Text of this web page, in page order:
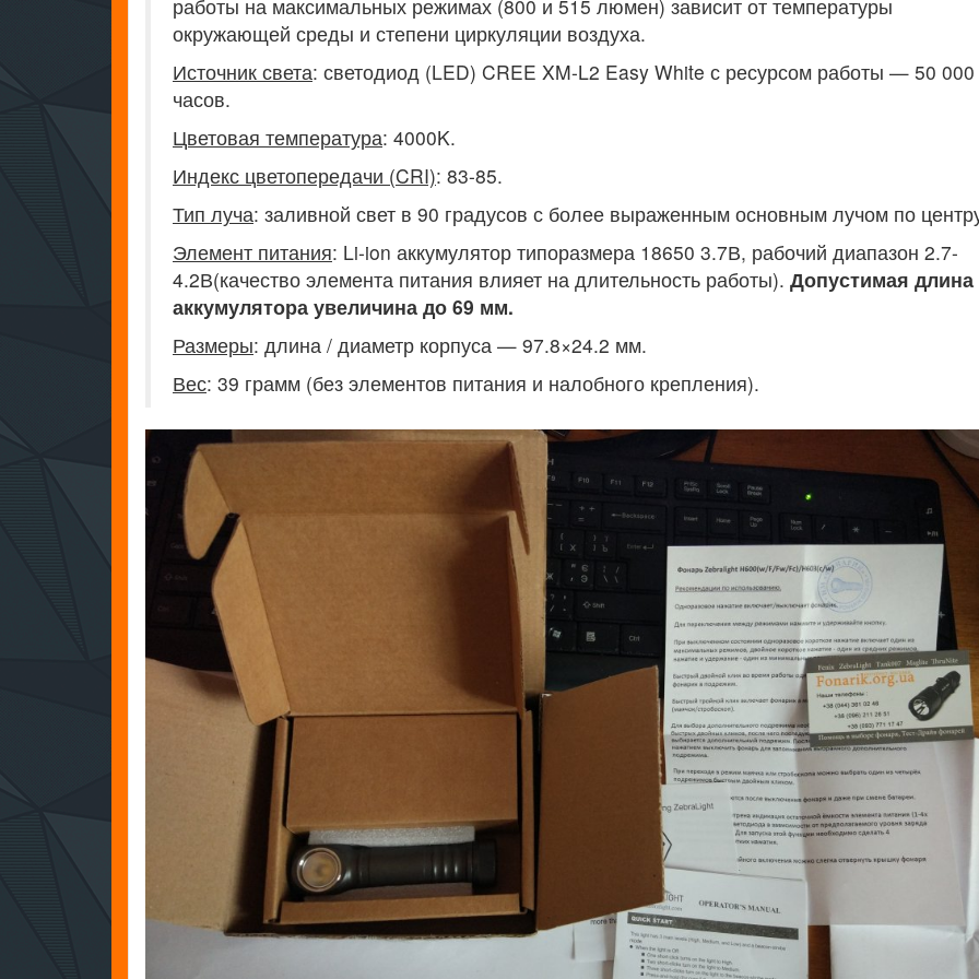
работы на максимальных режимах (800 и 515 люмен) зависит от температуры
окружающей среды и степени циркуляции воздуха.
Источник света: светодиод (LED) CREE XM-L2 Easy White с ресурсом работы — 50 000
часов.
Цветовая температура: 4000K.
Индекс цветопередачи (CRI): 83-85.
Тип луча: заливной свет в 90 градусов с более выраженным основным лучом по
Элемент питания: Li-ion аккумулятор типоразмера 18650 3.7В, рабочий диапазон 2.7-
4.2В(качество элемента питания влияет на длительность работы). Допустимая длина
аккумулятора увеличина до 69 мм.
Размеры: длина / диаметр корпуса — 97.8×24.2 мм.
Вес: 39 грамм (без элементов питания и налобного крепления).